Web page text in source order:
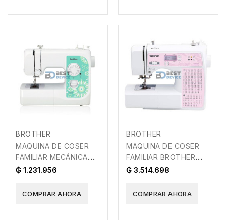
BROTHER
MAQUINA DE COSER
FAMILIAR MECÁNICA
BROTHER JS2135PA
₲ 1.231.956
COMPRAR AHORA
BROTHER
MAQUINA DE COSER
FAMILIAR BROTHER
SQ9100PA
₲ 3.514.698
COMPRAR AHORA